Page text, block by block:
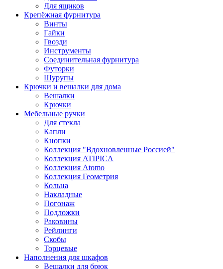
Для ящиков
Крепёжная фурнитура
Винты
Гайки
Гвозди
Инструменты
Соединительная фурнитура
Футорки
Шурупы
Крючки и вешалки для дома
Вешалки
Крючки
Мебельные ручки
Для стекла
Капли
Кнопки
Коллекция "Вдохновленные Россией"
Коллекция ATIPICA
Коллекция Atomo
Коллекция Геометрия
Кольца
Накладные
Погонаж
Подложки
Раковины
Рейлинги
Скобы
Торцевые
Наполнения для шкафов
Вешалки для брюк